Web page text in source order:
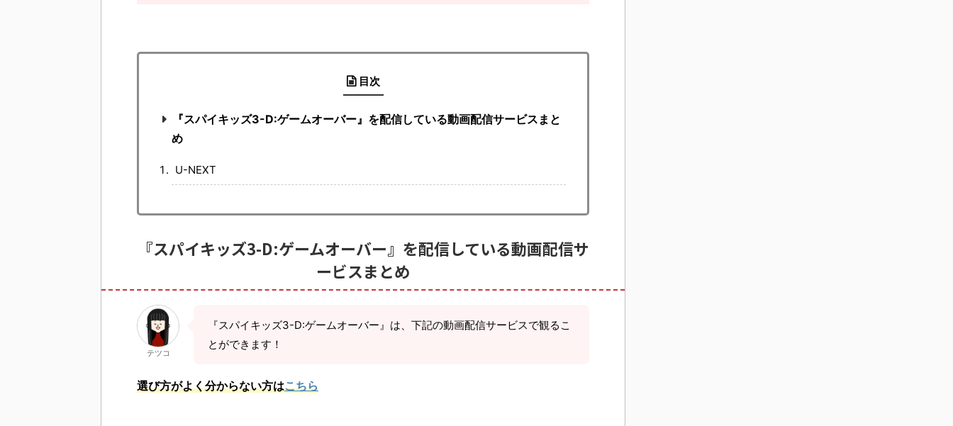
目次
『スパイキッズ3-D:ゲームオーバー』を配信している動画配信サービスまと
め
U-NEXT
『スパイキッズ3-D:ゲームオーバー』を配信している動画配信サ
ービスまとめ
テツコ
『スパイキッズ3-D:ゲームオーバー』は、下記の動画配信サービスで観るこ
とができます！
選び方がよく分からない方はこちら